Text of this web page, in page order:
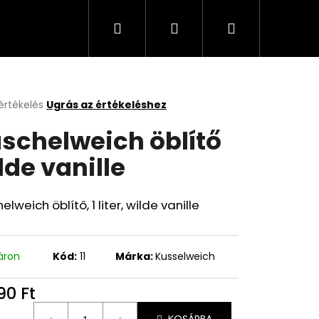
Cappuccino, kávé, olaj, italok Üzleti feltételek
KeresésBejelentkezés
Kosár
Ugrás az értékeléshez
öblítő
vanille
öblítő, 1 liter, wilde vanille
Kód: 11 Márka:Kusselweich
Ft